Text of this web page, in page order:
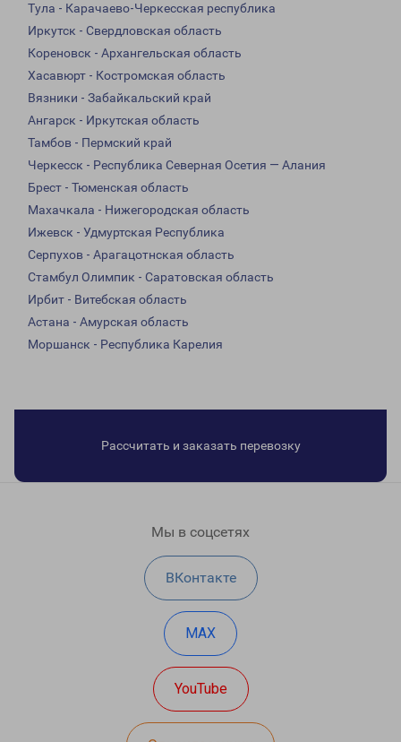
Тула - Карачаево-Черкесская республика
Иркутск - Свердловская область
Кореновск - Архангельская область
Хасавюрт - Костромская область
Вязники - Забайкальский край
Ангарск - Иркутская область
Тамбов - Пермский край
Черкесск - Республика Северная Осетия — Алания
Брест - Тюменская область
Махачкала - Нижегородская область
Ижевск - Удмуртская Республика
Серпухов - Арагацотнская область
Стамбул Олимпик - Саратовская область
Ирбит - Витебская область
Астана - Амурская область
Моршанск - Республика Карелия
Рассчитать и заказать перевозку
Мы в соцсетях
ВКонтакте
MAX
YouTube